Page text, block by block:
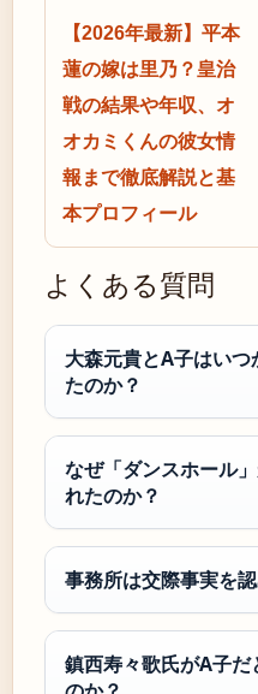
【2026年最新】平本
蓮の嫁は里乃？皇治
戦の結果や年収、オ
オカミくんの彼女情
報まで徹底解説と基
本プロフィール
よくある質問
大森元貴とA子はい
たのか？
なぜ「ダンスホール
れたのか？
事務所は交際事実を
鎮西寿々歌氏がA子だ